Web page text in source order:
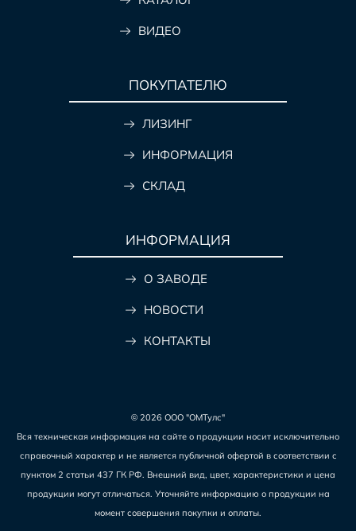
ВИДЕО
ПОКУПАТЕЛЮ
ЛИЗИНГ
ИНФОРМАЦИЯ
СКЛАД
ИНФОРМАЦИЯ
О ЗАВОДЕ
НОВОСТИ
КОНТАКТЫ
© 2026 ООО "ОМТулс"
Вся техническая информация на сайте о продукции носит исключительно
справочный характер и не является публичной офертой в соответствии с
пунктом 2 статьи 437 ГК РФ. Внешний вид, цвет, характеристики и цена
продукции могут отличаться. Уточняйте информацию о продукции на
момент совершения покупки и оплаты.